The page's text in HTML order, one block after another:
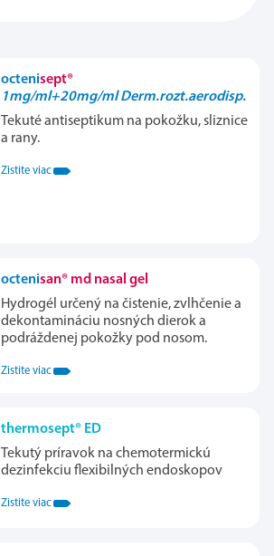
octenisept®
1mg/ml+20mg/ml Derm.rozt.aerodisp.
Tekuté antiseptikum na pokožku, sliznice
a rany.
Zistite viac
octenisan® md nasal gel
Hydrogél určený na čistenie, zvlhčenie a
dekontamináciu nosných dierok a
podráždenej pokožky pod nosom.
Zistite viac
thermosept® ED
Tekutý príravok na chemotermickú
dezinfekciu flexibilných endoskopov
Zistite viac